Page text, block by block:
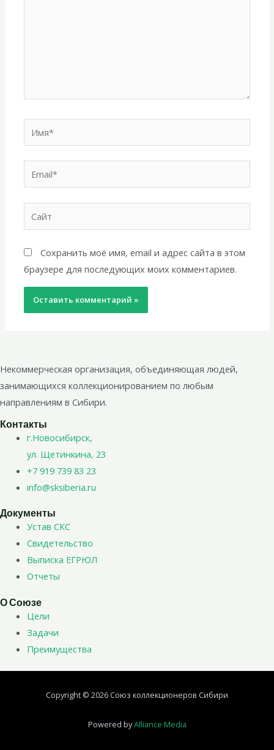
Сохранить моё имя, email и адрес сайта в этом
браузере для последующих моих комментариев.
Некоммерческая организация, объединяющая людей,
занимающихся коллекционированием по любым
направлениям в Сибири.
Контакты
г.Новосибирск,
ул. Щетинкина, 23
+7 919 739 83 23
info@sksiberia.ru
Документы
Устав СКС
Свидетельство
Выписка ЕГРЮЛ
Отчеты
О Союзе
Цели
Задачи
Преимущества
Copyright © 2026 Союз коллекционеров Сибири
Powered byAlliance Media